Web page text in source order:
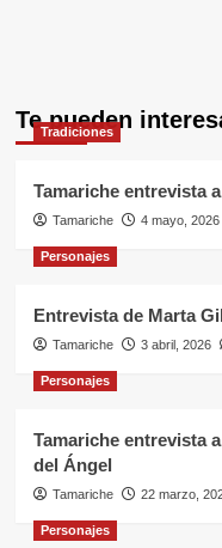
Te pueden
Tradiciones
Tamariche entrevista
Tamariche 4 mayo, 2026
Personajes
Entrevista de Marta
Tamariche 3 abril, 2026
Personajes
Tamariche entrevista
del Ángel
Tamariche 22 marzo,
Personajes